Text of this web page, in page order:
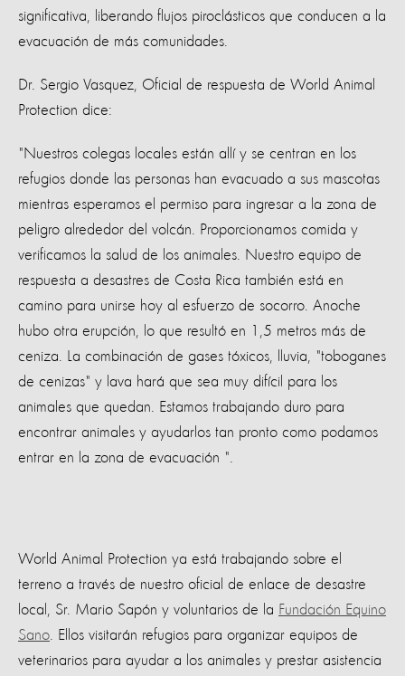
significativa, liberando flujos piroclásticos que conducen a la
evacuación de más comunidades.
Dr. Sergio Vasquez, Oficial de respuesta de World Animal
Protection dice:
"Nuestros colegas locales están allí y se centran en los
refugios donde las personas han evacuado a sus mascotas
mientras esperamos el permiso para ingresar a la zona de
peligro alrededor del volcán. Proporcionamos comida y
verificamos la salud de los animales. Nuestro equipo de
respuesta a desastres de Costa Rica también está en
camino para unirse hoy al esfuerzo de socorro. Anoche
hubo otra erupción, lo que resultó en 1,5 metros más de
ceniza. La combinación de gases tóxicos, lluvia, "toboganes
de cenizas" y lava hará que sea muy difícil para los
animales que quedan. Estamos trabajando duro para
encontrar animales y ayudarlos tan pronto como podamos
entrar en la zona de evacuación ".
World Animal Protection ya está trabajando sobre el
terreno a través de nuestro oficial de enlace de desastre
local, Sr. Mario Sapón y voluntarios de la Fundación Equino
Sano . Ellos visitarán refugios para organizar equipos de
veterinarios para ayudar a los animales y prestar asistencia